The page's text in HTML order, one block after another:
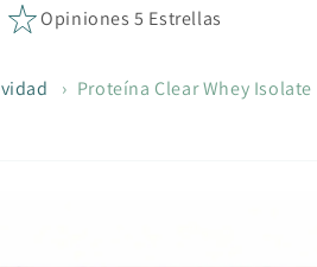
Opiniones 5 Estrellas
› Proteína Clear Whey Isolate